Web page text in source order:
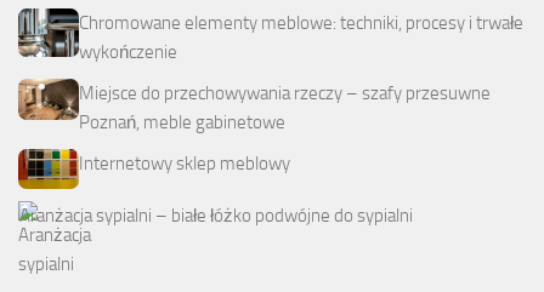
Chromowane elementy meblowe: techniki, procesy i trwałe
wykończenie
Miejsce do przechowywania rzeczy – szafy przesuwne
Poznań, meble gabinetowe
Internetowy sklep meblowy
Aranżacja sypialni – białe łóżko podwójne do sypialni